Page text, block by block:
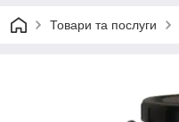
Товари та послуги